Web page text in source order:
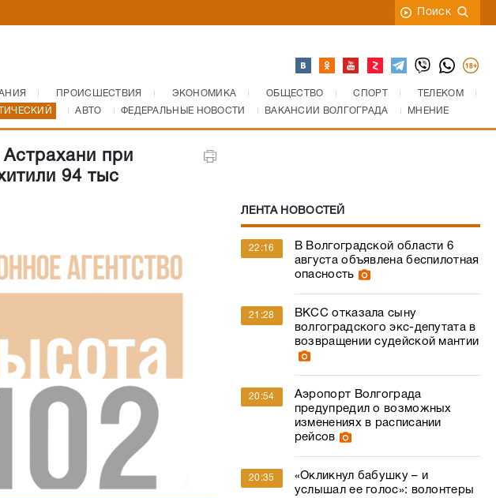
Поиск
ПРОИСШЕСТВИЯ ЭКОНОМИКА ОБЩЕСТВО СПОРТ
ТЕЛЕКОМ
АВТО ФЕДЕРАЛЬНЫЕ НОВОСТИ ВАКАНСИИ ВОЛГОГРАДА МНЕНИЕ
при
94 тыс
ЛЕНТА НОВОСТЕЙ
22:16
В Волгоградской области 6
августа объявлена беспилотная
опасность
21:28
ВКСС отказала сыну
волгоградского экс-депутата в
возвращении судейской мантии
20:54
Аэропорт Волгограда
предупредил о возможных
изменениях в расписании
рейсов
20:35
«Окликнул бабушку – и
услышал ее голос»: волонтеры